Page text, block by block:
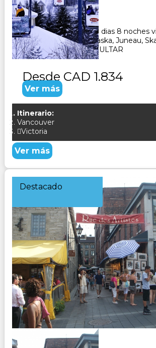
Duración:
9Días8Noches
Paquete Turistico de 9 dias 8 noches
Vancouver, Crucero Alaska, Juneau,
Bay, Ketchikan, CONSULTAR
Desde CAD 1.834
Ver más
Itinerario:
Vancouver
Victoria
Ver más
Destacado